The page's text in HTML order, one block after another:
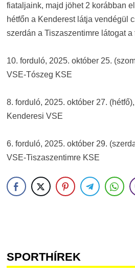
fiataljaink, majd jöhet 2 korábban
hétfőn a Kenderest látja vendégül
szerdán a Tiszaszentimre látogat a
10. forduló, 2025. október 25.
VSE-Tószeg KSE
8. forduló, 2025. október 27.
Kenderesi VSE
6. forduló, 2025. október 29.
VSE-Tiszaszentimre KSE
SPORTHÍREK